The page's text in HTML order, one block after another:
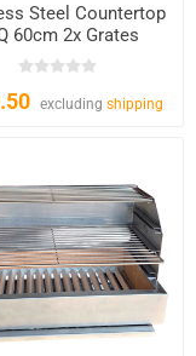
Steel Countertop
60cm 2x Grates
excluding shipping